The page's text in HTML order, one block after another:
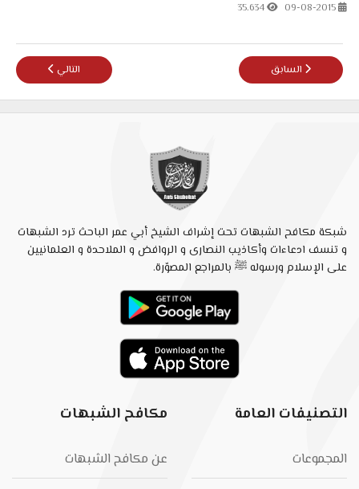
09-08-2015
35.634
المقال السابق: د.دمشقية طعن في ابن العطار والذهبي، وهذه هي
السابق المقال التالي:
التالي
شبكة مكافح الشبهات تحت إشراف الشيخ أبي عمر الباحث ترد الشبهات
و تنسف ادعاءات وأكاذيب النصارى و الروافض و الملاحدة و العلمانيين
على الإسلام ورسوله ﷺ بالمراجع المصوّرة.
التصنيفات العامة
المجموعات
مكافح الشبهات
عن مكافح الشبهات